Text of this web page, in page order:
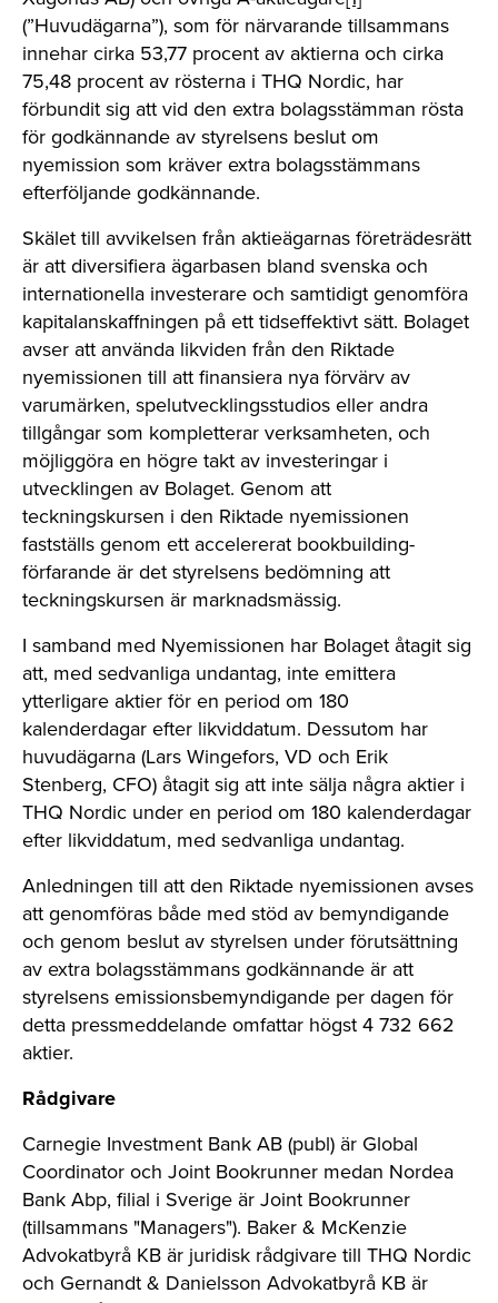
(”Huvudägarna”), som för närvarande tillsammans
innehar cirka 53,77 procent av aktierna och cirka
75,48 procent av rösterna i THQ Nordic, har
förbundit sig att vid den extra bolagsstämman rösta
för godkännande av styrelsens beslut om
nyemission som kräver extra bolagsstämmans
efterföljande godkännande.
Skälet till avvikelsen från aktieägarnas företrädesrätt
är att diversifiera ägarbasen bland svenska och
internationella investerare och samtidigt genomföra
kapitalanskaffningen på ett tidseffektivt sätt. Bolaget
avser att använda likviden från den Riktade
nyemissionen till att finansiera nya förvärv av
varumärken, spelutvecklingsstudios eller andra
tillgångar som kompletterar verksamheten, och
möjliggöra en högre takt av investeringar i
utvecklingen av Bolaget. Genom att
teckningskursen i den Riktade nyemissionen
fastställs genom ett accelererat bookbuilding-
förfarande är det styrelsens bedömning att
teckningskursen är marknadsmässig.
I samband med Nyemissionen har Bolaget åtagit sig
att, med sedvanliga undantag, inte emittera
ytterligare aktier för en period om 180
kalenderdagar efter likviddatum. Dessutom har
huvudägarna (Lars Wingefors, VD och Erik
Stenberg, CFO) åtagit sig att inte sälja några aktier i
THQ Nordic under en period om 180 kalenderdagar
efter likviddatum, med sedvanliga undantag.
Anledningen till att den Riktade nyemissionen avses
att genomföras både med stöd av bemyndigande
och genom beslut av styrelsen under förutsättning
av extra bolagsstämmans godkännande är att
styrelsens emissionsbemyndigande per dagen för
detta pressmeddelande omfattar högst4 732 662
aktier.
Rådgivare
Carnegie Investment Bank AB (publ) är Global
Coordinator och Joint Bookrunner medan Nordea
Bank Abp, filial i Sverige är Joint Bookrunner
(tillsammans "Managers"). Baker & McKenzie
Advokatbyrå KB är juridisk rådgivare till THQ Nordic
och Gernandt & Danielsson Advokatbyrå KB är